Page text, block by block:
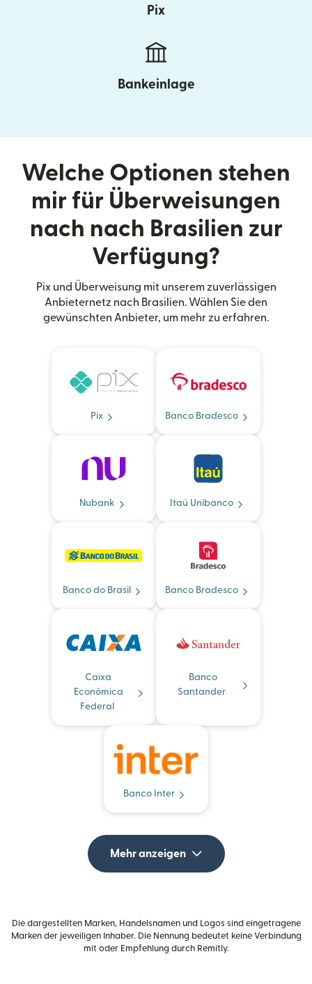
Pix
Bankeinlage
Welche Optionen stehen
mir für Überweisungen
nach nach Brasilien zur
Verfügung?
Pix und Überweisung mit unserem zuverlässigen
Anbieternetz nach Brasilien. Wählen Sie den
gewünschten Anbieter, um mehr zu erfahren.
Pix Banco Bradesco
Nubank Itaú Unibanco
Banco do Brasil Banco Bradesco
Caixa
Econômica
Federal
Banco
Santander
Banco Inter
Mehr anzeigen
Die dargestellten Marken, Handelsnamen und Logos sind eingetragene
Marken der jeweiligen Inhaber. Die Nennung bedeutet keine Verbindung
mit oder Empfehlung durch Remitly.